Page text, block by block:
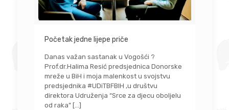
Početak jedne lijepe priče
Danas važan sastanak u Vogošći ?
Prof.dr.Halima Resić predsjednica Donorske
mreže u BiH i moja malenkost u svojstvu
predsjednika #UDiTBFBIH ,u društvu
direktora Udruženja “Srce za djecu oboljelu
od raka”[…]